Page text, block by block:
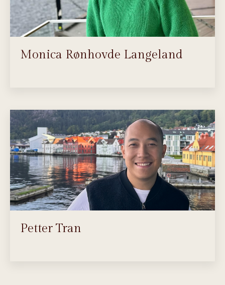
Monica Rønhovde Langeland
Petter Tran